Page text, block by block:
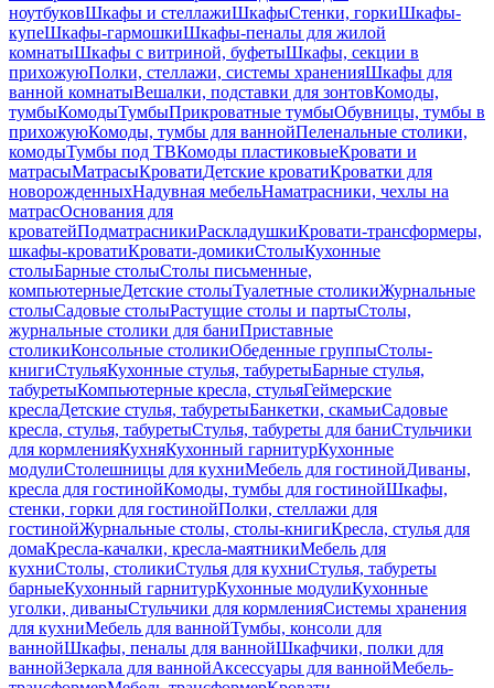
ноутбуковШкафы и стеллажиШкафыСтенки, горкиШкафы-
купеШкафы-гармошкиШкафы-пеналы для жилой
комнатыШкафы с витриной, буфетыШкафы, секции в
прихожуюПолки, стеллажи, системы храненияШкафы для
ванной комнатыВешалки, подставки для зонтовКомоды,
тумбыКомодыТумбыПрикроватные тумбыОбувницы, тумбы в
прихожуюКомоды, тумбы для ваннойПеленальные столики,
комодыТумбы под ТВКомоды пластиковыеКровати и
матрасыМатрасыКроватиДетские кроватиКроватки для
новорожденныхНадувная мебельНаматрасники, чехлы на
матрасОснования для
кроватейПодматрасникиРаскладушкиКровати-трансформеры,
шкафы-кроватиКровати-домикиСтолыКухонные
столыБарные столыСтолы письменные,
компьютерныеДетские столыТуалетные столикиЖурнальные
столыСадовые столыРастущие столы и партыСтолы,
журнальные столики для баниПриставные
столикиКонсольные столикиОбеденные группыСтолы-
книгиСтульяКухонные стулья, табуретыБарные стулья,
табуретыКомпьютерные кресла, стульяГеймерские
креслаДетские стулья, табуретыБанкетки, скамьиСадовые
кресла, стулья, табуретыСтулья, табуреты для баниСтульчики
для кормленияКухняКухонный гарнитурКухонные
модулиСтолешницы для кухниМебель для гостинойДиваны,
кресла для гостинойКомоды, тумбы для гостинойШкафы,
стенки, горки для гостинойПолки, стеллажи для
гостинойЖурнальные столы, столы-книгиКресла, стулья для
домаКресла-качалки, кресла-маятникиМебель для
кухниСтолы, столикиСтулья для кухниСтулья, табуреты
барныеКухонный гарнитурКухонные модулиКухонные
уголки, диваныСтульчики для кормленияСистемы хранения
для кухниМебель для ваннойТумбы, консоли для
ваннойШкафы, пеналы для ваннойШкафчики, полки для
ваннойЗеркала для ваннойАксессуары для ваннойМебель-